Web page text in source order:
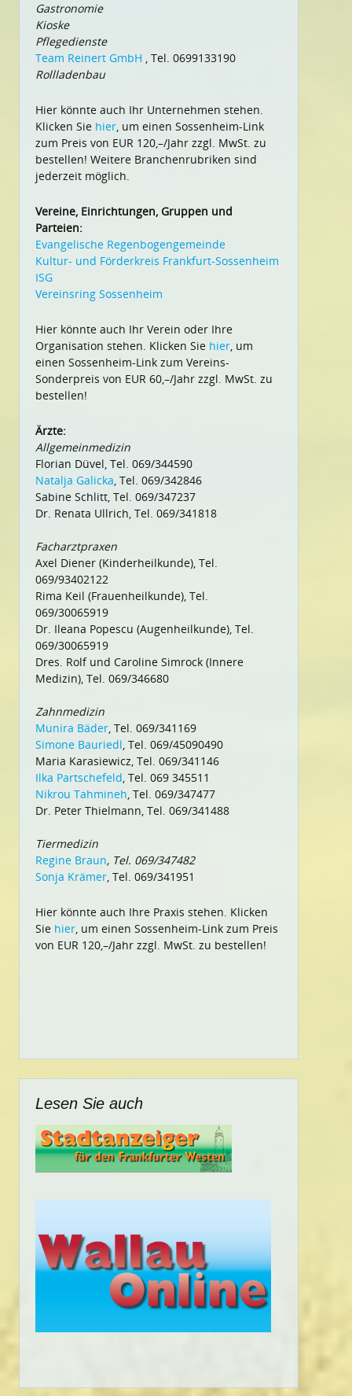
Gastronomie
Kioske
Pflegedienste
Team Reinert GmbH , Tel. 0699133190
Rollladenbau
Hier könnte auch Ihr Unternehmen stehen.
Klicken Sie hier, um einen Sossenheim-Link
zum Preis von EUR 120,–/Jahr zzgl. MwSt. zu
bestellen! Weitere Branchenrubriken sind
jederzeit möglich.
Vereine, Einrichtungen, Gruppen und
Parteien:
Evangelische Regenbogengemeinde
Kultur- und Förderkreis Frankfurt-Sossenheim
ISG
Vereinsring Sossenheim
Hier könnte auch Ihr Verein oder Ihre
Organisation stehen. Klicken Sie hier, um
einen Sossenheim-Link zum Vereins-
Sonderpreis von EUR 60,–/Jahr zzgl. MwSt. zu
bestellen!
Ärzte:
Allgemeinmedizin
Florian Düvel, Tel. 069/344590
Natalja Galicka, Tel. 069/342846
Sabine Schlitt, Tel. 069/347237
Dr. Renata Ullrich, Tel. 069/341818
Facharztpraxen
Axel Diener (Kinderheilkunde), Tel.
069/93402122
Rima Keil (Frauenheilkunde), Tel.
069/30065919
Dr. Ileana Popescu (Augenheilkunde), Tel.
069/30065919
Dres. Rolf und Caroline Simrock (Innere
Medizin), Tel. 069/346680
Zahnmedizin
Munira Bäder, Tel. 069/341169
Simone Bauriedl, Tel. 069/45090490
Maria Karasiewicz, Tel. 069/341146
Ilka Partschefeld, Tel. 069 345511
Nikrou Tahmineh, Tel. 069/347477
Dr. Peter Thielmann, Tel. 069/341488
Tiermedizin
Regine Braun, Tel. 069/347482
Sonja Krämer, Tel. 069/341951
Hier könnte auch Ihre Praxis stehen. Klicken
Sie hier, um einen Sossenheim-Link zum Preis
von EUR 120,–/Jahr zzgl. MwSt. zu bestellen!
Lesen Sie auch